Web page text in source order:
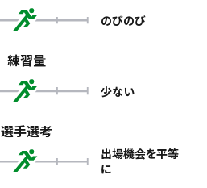
のびのび
練習量
少ない
選手選考
出場機会を平等
に